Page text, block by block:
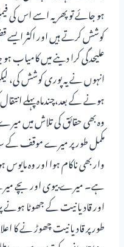
ہو جائے تو پھر یہ اسے اس کی
کوشش کرتے ہیں اور اکثر
علیحدگی کرا دینے میں
انہوں نے یہ پوری کوشش کی،
ہونے کے بعد،چندماہ پہلے
وہ بھی حقائق کی تلاش میں
مکمل طور پر میرے موقف کے
وار بھی ناکام ہوا اور وہ
ہے۔ میرے بیوی اور بچے میرے
اور قادیانیت کے جھوٹا
طور پر قادیانیت چھوڑ نے کا